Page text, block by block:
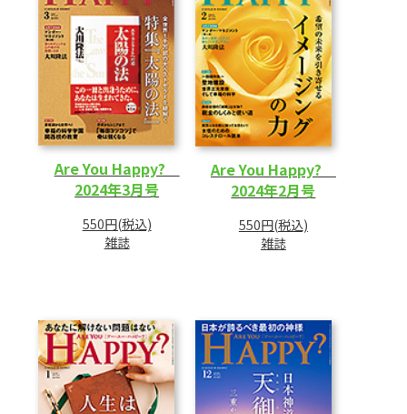
Are You Happy?
2024年3月号
550円(税込)
雑誌
Are You Happy?
2024年2月号
550円(税込)
雑誌